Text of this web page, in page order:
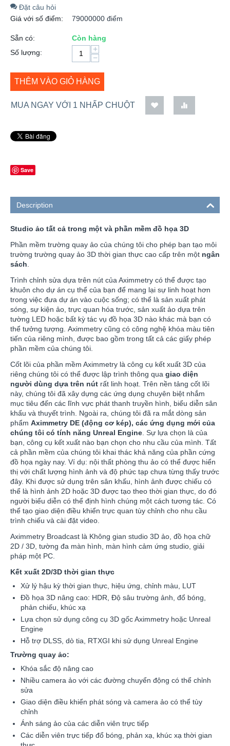
Đặt câu hỏi
Giá với số điểm:
79000000 điểm
Sẵn có:
Còn hàng
Số lượng:
+
−
THÊM VÀO GIỎ HÀNG
MUA NGAY VỚI 1 NHẤP CHUỘT
Save
Description
Studio ảo tất cả trong một và phần mềm đồ họa 3D
Phần mềm trường quay ảo của chúng tôi cho phép bạn tạo môi
trường trường quay ảo 3D thời gian thực cao cấp trên một ngân
sách
Trình chỉnh sửa dựa trên nút của Aximmetry có thể được tạo
khuôn cho dự án cụ thể của bạn để mang lại sự linh hoạt hơn
trong việc đưa dự án vào cuộc sống; có thể là sản xuất phát
sóng, sự kiện ảo, trực quan hóa trước, sản xuất ảo dựa trên
tường LED hoặc bất kỳ tác vụ đồ họa 3D nào khác mà bạn có
thể tưởng tượng. Aximmetry cũng có công nghệ khóa màu tiên
tiến của riêng mình, được bao gồm trong tất cả các giấy phép
phần mềm của chúng tôi.
Cốt lõi của phần mềm Aximmetry là công cụ kết xuất 3D của
riêng chúng tôi có thể được lập trình thông qua giao diện
người dùng dựa trên nút rất linh hoạt. Trên nền tảng cốt lõi
này, chúng tôi đã xây dựng các ứng dụng chuyên biệt nhắm
mục tiêu đến các lĩnh vực phát thanh truyền hình, biểu diễn sân
khấu và thuyết trình. Ngoài ra, chúng tôi đã ra mắt dòng sản
phẩm Aximmetry DE (động cơ kép), các ứng dụng mới của
chúng tôi có tính năng Unreal Engine . Sự lựa chọn là của
bạn, công cụ kết xuất nào bạn chọn cho nhu cầu của mình. Tất
cả phần mềm của chúng tôi khai thác khả năng của phần cứng
đồ họa ngày nay. Ví dụ: nội thất phòng thu ảo có thể được hiển
thị với chất lượng hình ảnh và độ phức tạp chưa từng thấy trước
đây. Khi được sử dụng trên sân khấu, hình ảnh được chiếu có
thể là hình ảnh 2D hoặc 3D được tạo theo thời gian thực, do đó
người biểu diễn có thể định hình chúng một cách tương tác. Có
thể tạo giao diện điều khiển trực quan tùy chỉnh cho nhu cầu
trình chiếu và cài đặt video.
Aximmetry Broadcast là Không gian studio 3D ảo, đồ họa chữ
2D / 3D, tường đa màn hình, màn hình cảm ứng studio, giải
pháp một PC.
Kết xuất 2D/3D thời gian thực
Xử lý hậu kỳ thời gian thực, hiệu ứng, chỉnh màu, LUT
Đồ họa 3D nâng cao: HDR, Độ sâu trường ảnh, đổ bóng,
phản chiếu, khúc xạ
Lựa chọn sử dụng công cụ 3D gốc Aximmetry hoặc Unreal
Engine
Hỗ trợ DLSS, dò tia, RTXGI khi sử dụng Unreal Engine
Trường quay ảo:
Khóa sắc độ nâng cao
Nhiều camera ảo với các đường chuyển động có thể chỉnh
sửa
Giao diện điều khiển phát sóng và camera ảo có thể tùy
chỉnh
Ánh sáng ảo của các diễn viên trực tiếp
Các diễn viên trực tiếp đổ bóng, phản xạ, khúc xạ thời gian